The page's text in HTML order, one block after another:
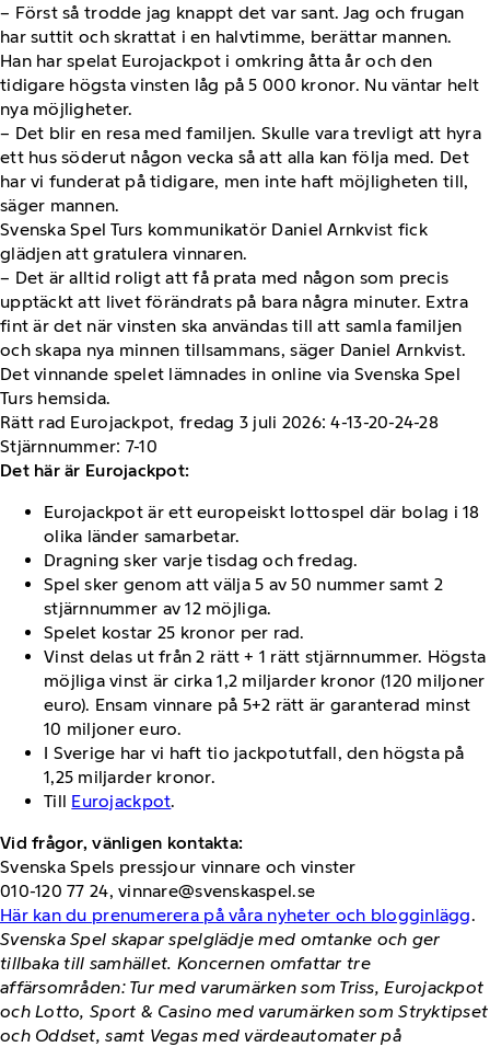
– Först så trodde jag knappt det var sant. Jag och frugan
har suttit och skrattat i en halvtimme, berättar mannen.
Han har spelat Eurojackpot i omkring åtta år och den
tidigare högsta vinsten låg på 5 000 kronor. Nu väntar helt
nya möjligheter.
– Det blir en resa med familjen. Skulle vara trevligt att hyra
ett hus söderut någon vecka så att alla kan följa med. Det
har vi funderat på tidigare, men inte haft möjligheten till,
säger mannen.
Svenska Spel Turs kommunikatör Daniel Arnkvist fick
glädjen att gratulera vinnaren.
– Det är alltid roligt att få prata med någon som precis
upptäckt att livet förändrats på bara några minuter. Extra
fint är det när vinsten ska användas till att samla familjen
och skapa nya minnen tillsammans, säger Daniel Arnkvist.
Det vinnande spelet lämnades in online via Svenska Spel
Turs hemsida.
Rätt rad Eurojackpot, fredag 3 juli 2026: 4-13-20-24-28
Stjärnnummer: 7-10
Det här är Eurojackpot:
Eurojackpot är ett europeiskt lottospel där bolag i 18
olika länder samarbetar.
Dragning sker varje tisdag och fredag.
Spel sker genom att välja 5 av 50 nummer samt 2
stjärnnummer av 12 möjliga.
Spelet kostar 25 kronor per rad.
Vinst delas ut från 2 rätt + 1 rätt stjärnnummer. Högsta
möjliga vinst är cirka 1,2 miljarder kronor (120 miljoner
euro). Ensam vinnare på 5+2 rätt är garanterad minst
10 miljoner euro.
I Sverige har vi haft tio jackpotutfall, den högsta på
1,25 miljarder kronor.
Till Eurojackpot.
Vid frågor, vänligen kontakta:
Svenska Spels pressjour vinnare och vinster
010-120 77 24, vinnare@svenskaspel.se
Här kan du prenumerera på våra nyheter och blogginlägg.
Svenska Spel skapar spelglädje med omtanke och ger
tillbaka till samhället. Koncernen omfattar tre
affärsområden: Tur med varumärken som Triss, Eurojackpot
och Lotto, Sport & Casino med varumärken som Stryktipset
och Oddset, samt Vegas med värdeautomater på